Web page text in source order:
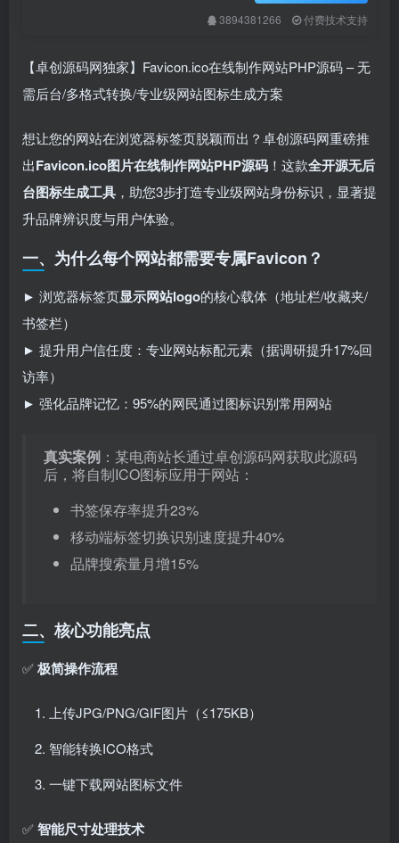
3894381266 付费技术支持
【卓创源码网独家】Favicon.ico在线制作网站PHP源码 – 无
需后台/多格式转换/专业级网站图标生成方案
想让您的网站在浏览器标签页脱颖而出？卓创源码网重磅推
出Favicon.ico图片在线制作网站PHP源码 ！这款全开源无后
台图标生成工具 ，助您3步打造专业级网站身份标识，显著提
升品牌辨识度与用户体验。
一、为什么每个网站都需要专属Favicon？
► 浏览器标签页显示网站logo的核心载体（地址栏/收藏夹/
书签栏）
► 提升用户信任度：专业网站标配元素（据调研提升17%回
访率）
► 强化品牌记忆：95%的网民通过图标识别常用网站
真实案例 ：某电商站长通过卓创源码网获取此源码
后，将自制ICO图标应用于网站：
书签保存率提升23%
移动端标签切换识别速度提升40%
品牌搜索量月增15%
二、核心功能亮点
✅ ​极简操作流程
上传JPG/PNG/GIF图片（≤175KB）
智能转换ICO格式
一键下载网站图标文件
✅ ​智能尺寸处理技术